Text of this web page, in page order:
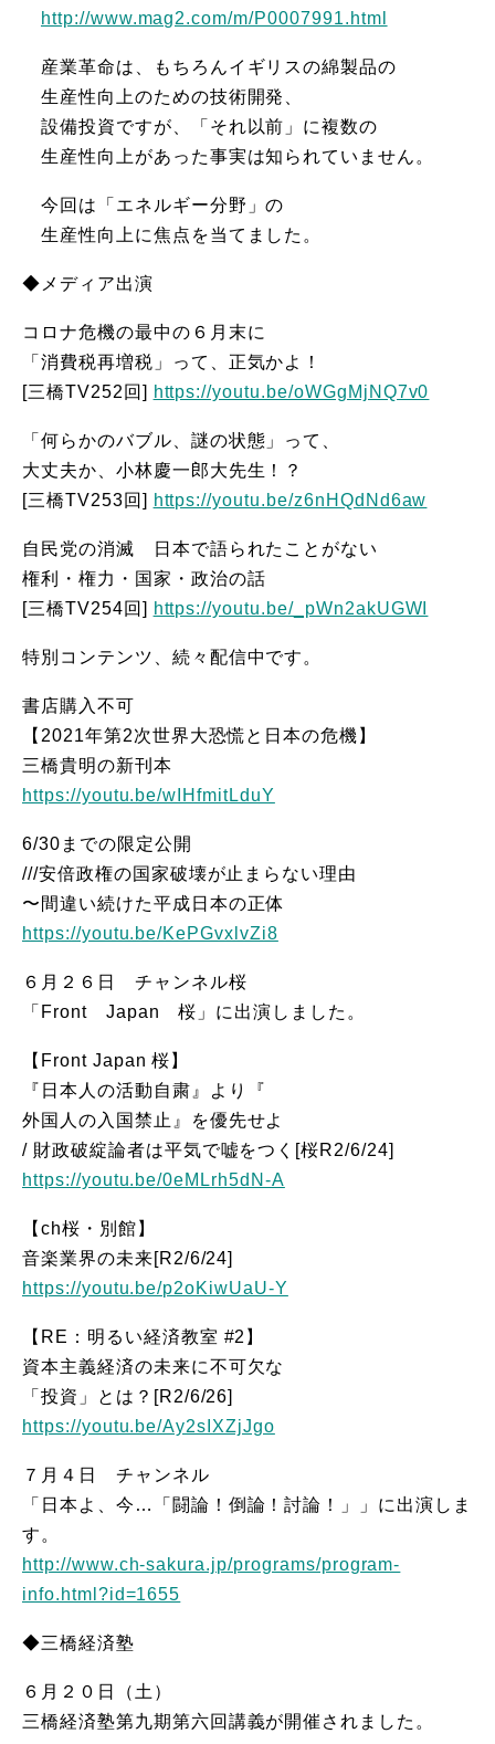
http://www.mag2.com/m/P0007991.html
産業革命は、もちろんイギリスの綿製品の
生産性向上のための技術開発、
設備投資ですが、「それ以前」に複数の
生産性向上があった事実は知られていません。
今回は「エネルギー分野」の
生産性向上に焦点を当てました。
◆メディア出演
コロナ危機の最中の６月末に
「消費税再増税」って、正気かよ！
[三橋TV252回] https://youtu.be/oWGgMjNQ7v0
「何らかのバブル、謎の状態」って、
大丈夫か、小林慶一郎大先生！？
[三橋TV253回] https://youtu.be/z6nHQdNd6aw
自民党の消滅 日本で語られたことがない
権利・権力・国家・政治の話
[三橋TV254回] https://youtu.be/_pWn2akUGWI
特別コンテンツ、続々配信中です。
書店購入不可
【2021年第2次世界大恐慌と日本の危機】
三橋貴明の新刊本
https://youtu.be/wIHfmitLduY
6/30までの限定公開
///安倍政権の国家破壊が止まらない理由
〜間違い続けた平成日本の正体
https://youtu.be/KePGvxlvZi8
６月２６日 チャンネル桜
「Front Japan 桜」に出演しました。
【Front Japan 桜】
『日本人の活動自粛』より『
外国人の入国禁止』を優先せよ
/ 財政破綻論者は平気で嘘をつく[桜R2/6/24]
https://youtu.be/0eMLrh5dN-A
【ch桜・別館】
音楽業界の未来[R2/6/24]
https://youtu.be/p2oKiwUaU-Y
【RE：明るい経済教室 #2】
資本主義経済の未来に不可欠な
「投資」とは？[R2/6/26]
https://youtu.be/Ay2sIXZjJgo
７月４日 チャンネル
「日本よ、今…「闘論！倒論！討論！」」に出演しま
す。
http://www.ch-sakura.jp/programs/program-
info.html?id=1655
◆三橋経済塾
６月２０日（土）
三橋経済塾第九期第六回講義が開催されました。